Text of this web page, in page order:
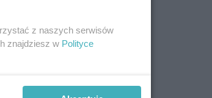
z naszych serwisów
znajdziesz w Polityce